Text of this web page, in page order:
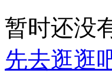
暂时还没
先去逛逛